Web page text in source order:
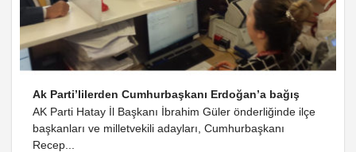
Ak Parti’lilerden Cumhurbaşkanı Erdoğan’a bağış
AK Parti Hatay İl Başkanı İbrahim Güler önderliğinde ilçe
başkanları ve milletvekili adayları, Cumhurbaşkanı
Recep...